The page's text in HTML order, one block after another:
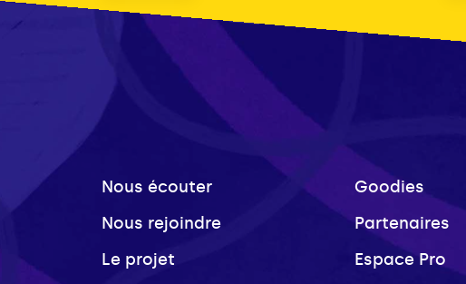
Nous écouter
Nous rejoindre
Le projet
Goodies
Partenaires
Espace Pro